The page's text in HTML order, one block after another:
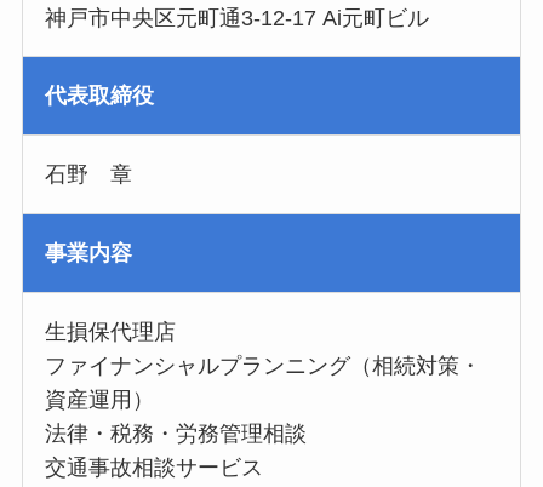
神戸市中央区元町通3-12-17 Ai元町ビル
代表取締役
石野 章
事業内容
生損保代理店
ファイナンシャルプランニング（相続対策・
資産運用）
法律・税務・労務管理相談
交通事故相談サービス